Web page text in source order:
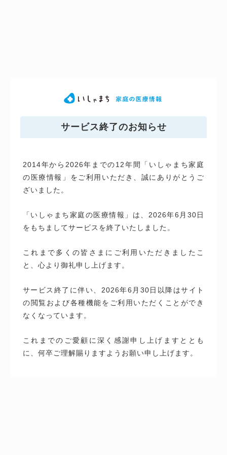
サービス終了のお知らせ
2014年から2026年までの12年間「いしゃまち家庭
の医療情報」をご利用いただき、誠にありがとうご
ざいました。
「いしゃまち家庭の医療情報」は、2026年6月30日
をもちましてサービスを終了いたしました。
これまで多くの皆さまにご利用いただきましたこ
と、心より御礼申し上げます。
サービス終了に伴い、2026年6月30日以降はサイト
の閲覧および各種機能をご利用いただくことができ
なくなっています。
これまでのご愛顧に深く感謝申し上げますととも
に、何卒ご理解賜りますようお願い申し上げます。